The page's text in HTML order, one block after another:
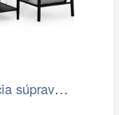
Brafab Sedacia súprava BELFORT čierna -…